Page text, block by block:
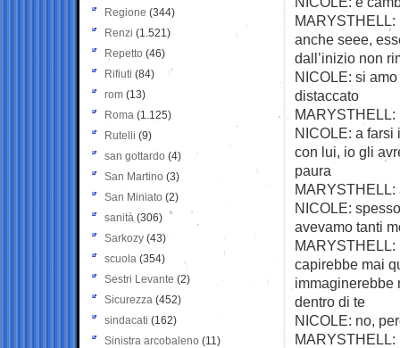
MARYSTHELL:
anche seee,
dall’inizio non
NICOLE: si
distaccato
MARYSTHELL:
NICOLE: a farsi
con lui, io gli
paura
MARYSTHELL:
NICOLE:
avevamo tanti
MARYSTHELL:
capirebbe mai
immaginerebbe
dentro di te
NICOLE: no,
MARYSTHELL:
Regione (344)
Renzi (1.521)
Repetto (46)
Rifiuti (84)
rom (13)
Roma (1.125)
Rutelli (9)
san gottardo (4)
San Martino (3)
San Miniato (2)
sanità (306)
Sarkozy (43)
scuola (354)
Sestri Levante (2)
Sicurezza (452)
sindacati (162)
Sinistra arcobaleno (11)